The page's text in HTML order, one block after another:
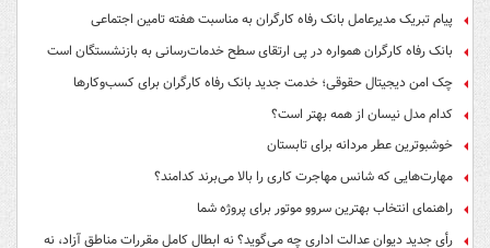
پیام تبریک مدیرعامل بانک رفاه کارگران به مناسبت هفته تامین اجتماعی
بانک رفاه کارگران همواره در پی ارتقای سطح خدمات‌رسانی به بازنشستگان است
چک امن دیجیتال حقوقی؛ خدمت جدید بانک رفاه کارگران برای کسب‌وکارها
کدام مدل نیسان از همه بهتر است؟
خوشبوترین عطر مردانه برای تابستان
مهارت‌هایی که شانس مهاجرت کاری را بالا می‌برند کدامند؟
راهنمای انتخاب بهترین سروو موتور برای پروژه شما
رأی جدید دیوان عدالت اداری چه می‌گوید؟ نه ابطال کامل مقررات مناطق آزاد، نه